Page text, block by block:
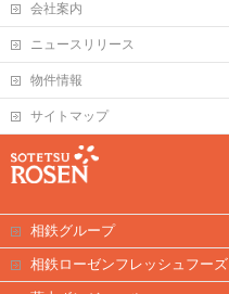
会社案内
ニュースリリース
物件情報
サイトマップ
相鉄グループ
相鉄ローゼンフレッシュフーズ